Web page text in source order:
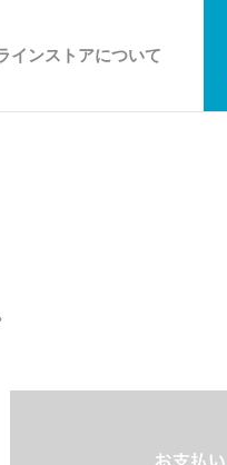
インストアについて